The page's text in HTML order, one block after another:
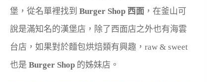
堡，從名單裡找到 Burger Shop 西面 ，在釜山可
說是滿知名的漢堡店，除了西面店之外也有海雲
台店，如果對於麵包烘焙類有興趣，raw & sweet
也是 Burger Shop 的姊妹店。